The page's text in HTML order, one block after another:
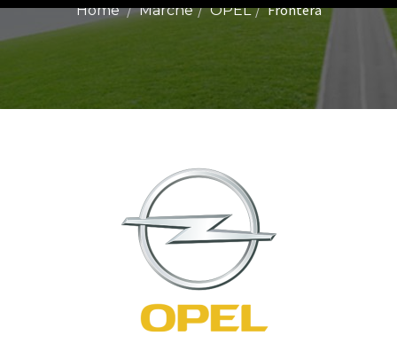
Home Marche OPEL Frontera